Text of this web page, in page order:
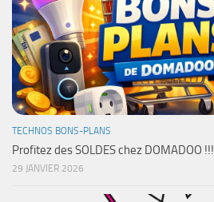
TECHNOS BONS-PLANS
Profitez des SOLDES chez DOMADOO !!!
29 JANVIER 2026